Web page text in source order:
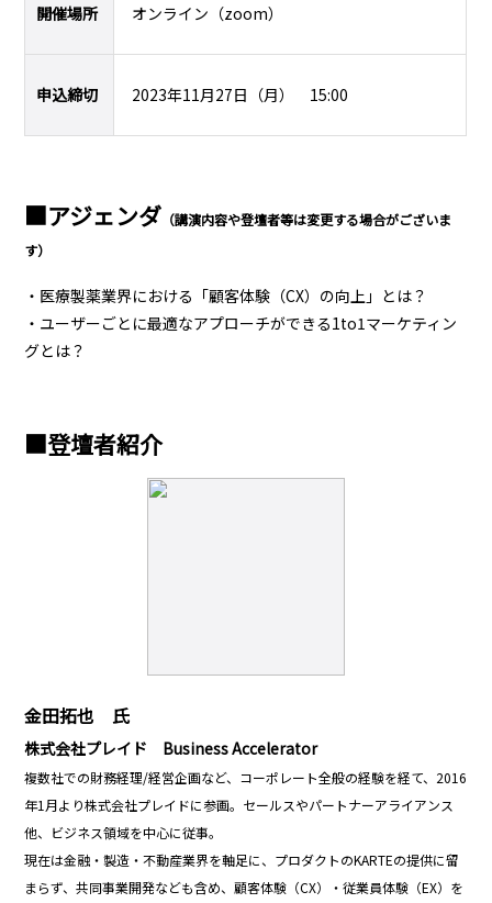
開催場所 オンライン（zoom）
申込締切 2023年11月27日（月） 15:00
■アジェンダ （講演内容や登壇者等は変更する場合がございま
す）
・医療製薬業界における「顧客体験（CX）の向上」とは？
・ユーザーごとに最適なアプローチができる1to1マーケティン
グとは？
■登壇者紹介
金田拓也 氏
株式会社プレイド Business Accelerator
複数社での財務経理/経営企画など、コーポレート全般の経験を経て、2016
年1月より株式会社プレイドに参画。セールスやパートナーアライアンス
他、ビジネス領域を中心に従事。
現在は金融・製造・不動産業界を軸足に、プロダクトのKARTEの提供に留
まらず、共同事業開発なども含め、顧客体験（CX）・従業員体験（EX）を